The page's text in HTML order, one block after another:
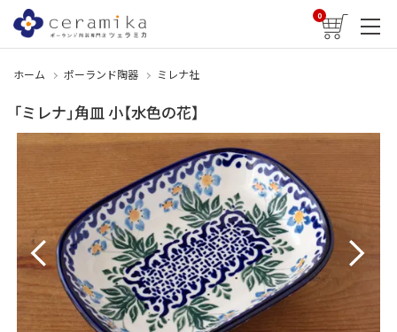
0
ホーム ポーランド陶器 ミレナ社
「ミレナ」角皿 小【水色の花】